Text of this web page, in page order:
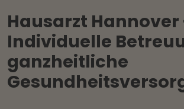
Hausarzt Hannover
Individuelle
ganzheitliche